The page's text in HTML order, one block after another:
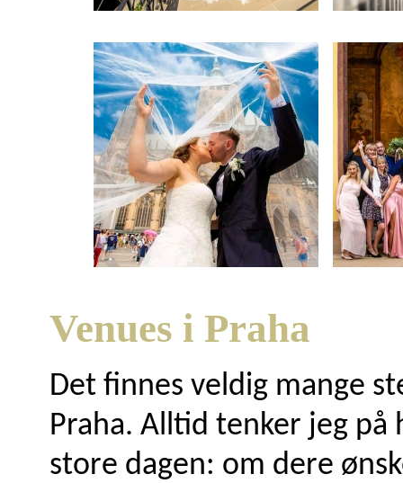
Venues i Praha
Det finnes veldig mange
Praha. Alltid tenker jeg
store dagen: om dere